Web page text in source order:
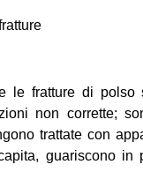
le fratture di polso
non corrette;
trattate con
guariscono in